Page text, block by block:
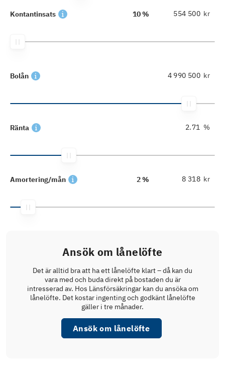
Kontantinsats 10 % kr
Bolån kr
Ränta %
Amortering/mån 2 % kr
Ansök om lånelöfte
Det är alltid bra att ha ett lånelöfte klart – då kan du
vara med och buda direkt på bostaden du är
intresserad av. Hos Länsförsäkringar kan du ansöka om
lånelöfte. Det kostar ingenting och godkänt lånelöfte
gäller i tre månader.
Ansök om lånelöfte